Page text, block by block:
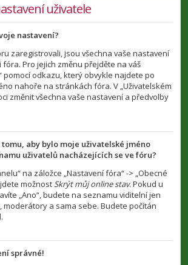
uživatele
nastavení?
zaregistrovali, jsou všechna vaše nastavení
Pro jejich změnu přejděte na váš
pomocí odkazu, který obvykle najdete po
nahoře na stránkách fóra. V „Uživatelském
změnit všechna vaše nastavení a předvolby
tomu, aby bylo moje uživatelské jméno
uživatelů nacházejících se ve fóru?
na záložce „Nastavení fóra“ -> „Obecné
možnostSkrýt můj online stav. Pokud u
„Ano“, budete na seznamu viditelní jen
a sama sebe. Budete počítán
správné!